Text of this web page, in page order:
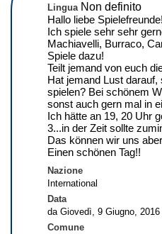
Lingua Non definito
Hallo liebe Spielefreunde!
Ich spiele sehr sehr
Machiavelli, Burraco,
Spiele dazu!
Teilt jemand von euch
Hat jemand Lust
spielen? Bei schönem
sonst auch gern mal in
Ich hätte an 19, 20 Uhr
3...in der Zeit sollte
Das können wir uns
Einen schönen Tag!!
Nazione
International
Data
da Giovedì, 9 Giugno, 2016
Comune